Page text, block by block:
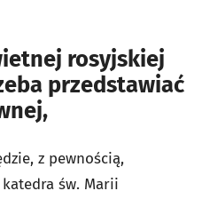
rosyjskiej
przedstawiać
z pewnością,
św. Marii